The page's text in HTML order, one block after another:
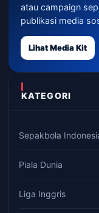
atau campaign
publikasi media
Lihat Media Kit
KATEGORI
Sepakbola
Piala Dunia
Liga Inggris